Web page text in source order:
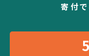
寄付